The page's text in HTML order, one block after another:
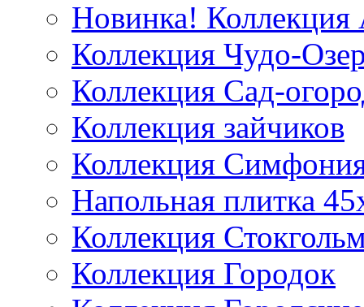
Новинка! Коллекция
Коллекция Чудо-
Коллекция Сад-
Коллекция зайчиков
Коллекция
Напольная плитка
Коллекция
Коллекция Городок